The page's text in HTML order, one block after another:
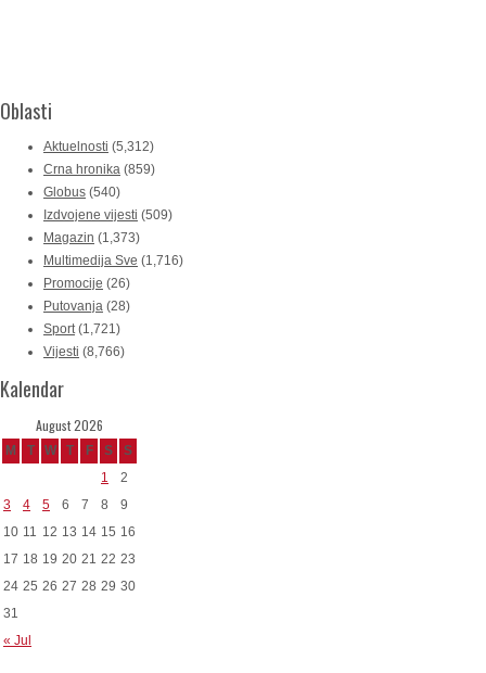
Oblasti
Aktuelnosti (5,312)
Crna hronika (859)
Globus (540)
Izdvojene vijesti (509)
Magazin (1,373)
Multimedija Sve (1,716)
Promocije (26)
Putovanja (28)
Sport(1,721)
Vijesti (8,766)
Kalendar
August 2026
M T W T F S S
« Jul
1
2
3
4 5 6 7 8
9
10 11 12 13 14 15 16
17 18 19 20 21 22 23
24 25 26 27 28 29 30
31